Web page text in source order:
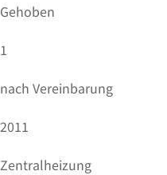
Gehoben
1
nach Vereinbarung
2011
Zentralheizung